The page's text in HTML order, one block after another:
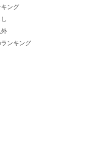
ング
外
ンキング